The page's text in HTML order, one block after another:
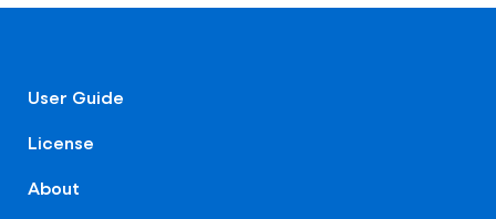
User Guide
License
About